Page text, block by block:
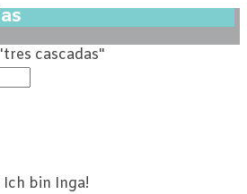
cascadas"
bin Inga!